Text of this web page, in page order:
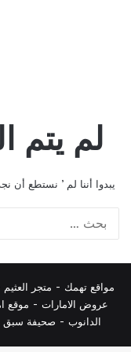
لم يتم
يبدوا أننا لم ’ نستطع
مواقع تهمك - متجر العثيم
عروض الامارات - موقع
الدانوب - صحيفة سبق